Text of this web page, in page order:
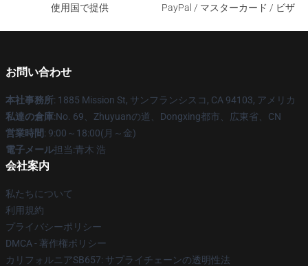
使用国で提供
PayPal / マスターカード / ビザ
お問い合わせ
本社事務所: 1885 Mission St, サンフランシスコ, CA 94103, アメリカ
私達の倉庫:No. 69、Zhuyuanの道、Dongxing都市、広東省、CN
営業時間: 9:00～18:00(月～金)
電子メール担当:青木 浩
会社案内
私たちについて
利用規約
プライバシーポリシー
DMCA - 著作権ポリシー
カリフォルニアSB657: サプライチェーンの透明性法